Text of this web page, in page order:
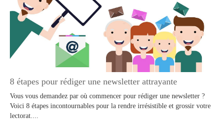
8 étapes pour rédiger une newsletter attrayante
Vous vous demandez par où commencer pour rédiger une newsletter ?
Voici 8 étapes incontournables pour la rendre irrésistible et grossir votre
lectorat....